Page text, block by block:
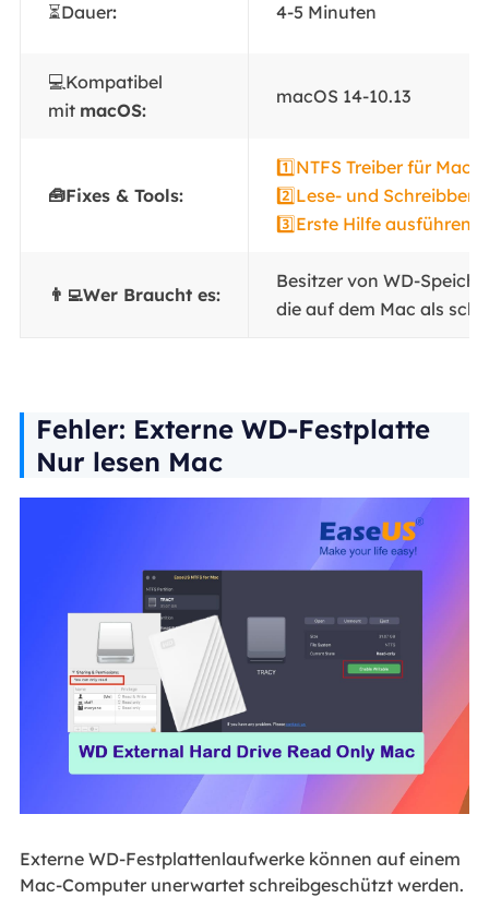
⏳Dauer: 4-5 Minuten
💻Kompatibel
mit macOS:
macOS 14-10.13
🧰Fixes & Tools:
1️⃣NTFS Treiber für Mac
2️⃣Lese- und
3️⃣Erste Hilfe ausführen
👨‍💻Wer Braucht es:
Besitzer von WD-
die auf dem Mac als
Fehler: Externe WD-Festplatte
Nur lesen Mac
Externe WD-Festplattenlaufwerke können auf einem
Mac-Computer unerwartet schreibgeschützt werden.